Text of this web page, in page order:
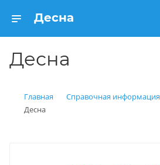
Десна
Десна
Главная Справочная информация
Десна